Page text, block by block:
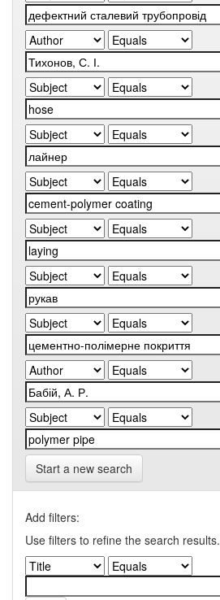
Start a new search
Add filters:
Use filters to refine the search results.